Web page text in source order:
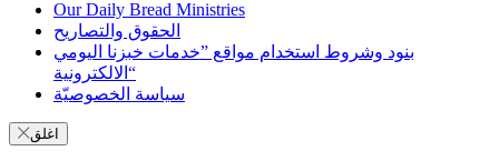
Our Daily Bread Ministries
الحقوق والتصاريح
بنود وشروط استخدام مواقع ”خدمات خبزنا اليومي
الالكترونية“
سياسة الخصوصيّة
اغلق